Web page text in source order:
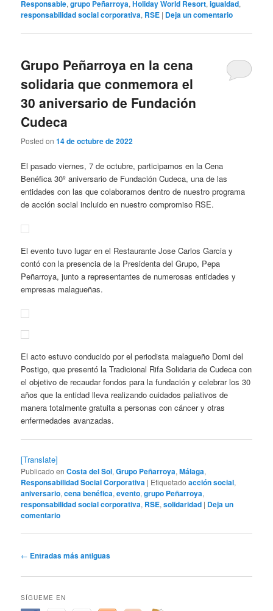
Responsable,grupo Peñarroya,Holiday World Resort,igualdad,
responsabilidad social corporativa, RSE | Deja un comentario
Grupo Peñarroya en la cena
solidaria que conmemora el
30 aniversario de Fundación
Cudeca
Posted on14 de octubre de 2022
El pasado viernes, 7 de octubre, participamos en la Cena
Benéfica 30º aniversario de Fundación Cudeca, una de las
entidades con las que colaboramos dentro de nuestro programa
de acción social incluido en nuestro compromiso RSE.
El evento tuvo lugar en el Restaurante Jose Carlos Garcia y
contó con la presencia de la Presidenta del Grupo, Pepa
Peñarroya, junto a representantes de numerosas entidades y
empresas malagueñas.
El acto estuvo conducido por el periodista malagueño Domi del
Postigo, que presentó la Tradicional Rifa Solidaria de Cudeca con
el objetivo de recaudar fondos para la fundación y celebrar los 30
años que la entidad lleva realizando cuidados paliativos de
manera totalmente gratuita a personas con cáncer y otras
enfermedades avanzadas.
[Translate]
Publicado en Costa del Sol,Grupo Peñarroya,Málaga,
Responsabilidad Social Corporativa | Etiquetado acción social,
aniversario,cena benéfica,evento,grupo Peñarroya,
responsabilidad social corporativa, RSE,solidaridad | Deja un
comentario
Navegación
entradas
← Entradas más antiguas
SÍGUEME EN